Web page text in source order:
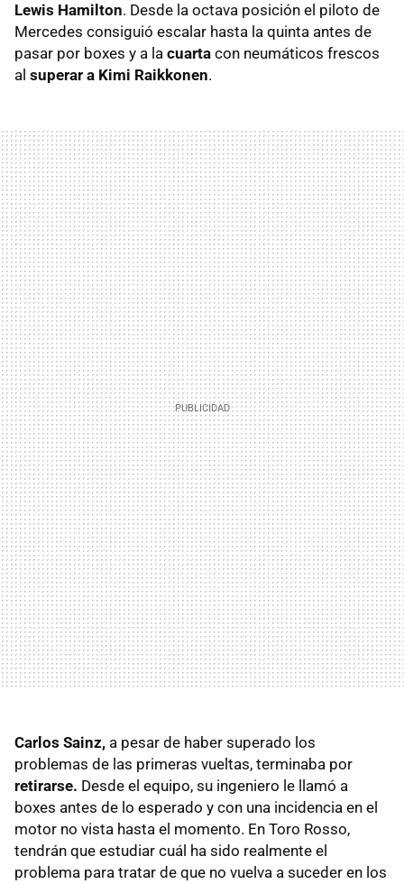
Lewis Hamilton. Desde la octava posición el piloto de
Mercedes consiguió escalar hasta la quinta antes de
pasar por boxes y a la cuarta con neumáticos frescos
al superar a Kimi Raikkonen.
Carlos Sainz, a pesar de haber superado los
problemas de las primeras vueltas, terminaba por
retirarse. Desde el equipo, su ingeniero le llamó a
boxes antes de lo esperado y con una incidencia en el
motor no vista hasta el momento. En Toro Rosso,
tendrán que estudiar cuál ha sido realmente el
problema para tratar de que no vuelva a suceder en los